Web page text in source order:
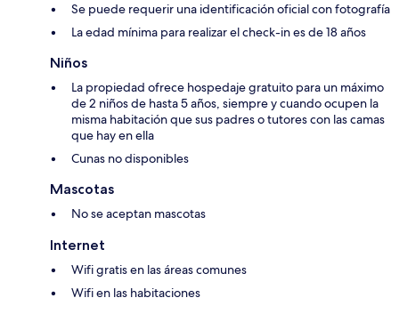
Se puede requerir una identificación oficial con fotografía
La edad mínima para realizar el check-in es de 18 años
Niños
La propiedad ofrece hospedaje gratuito para un máximo
de 2 niños de hasta 5 años, siempre y cuando ocupen la
misma habitación que sus padres o tutores con las camas
que hay en ella
Cunas no disponibles
Mascotas
No se aceptan mascotas
Internet
Wifi gratis en las áreas comunes
Wifi en las habitaciones